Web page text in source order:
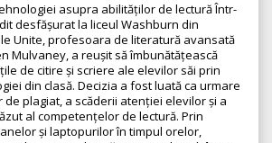
asupra abilităților de lectură Într-
desfășurat la liceul Washburn din
Unite, profesoara de literatură avansată
Mulvaney, a reușit să îmbunătățească
de citire și scriere ale elevilor săi prin
din clasă. Decizia a fost luată ca urmare
de plagiat, a scăderii atenției elevilor și a
al competențelor de lectură. Prin
și laptopurilor în timpul orelor,